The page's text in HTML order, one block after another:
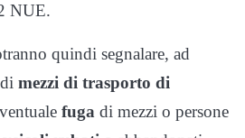
NUE.
quindi segnalare, ad
mezzi di trasporto di
fuga di mezzi o persone